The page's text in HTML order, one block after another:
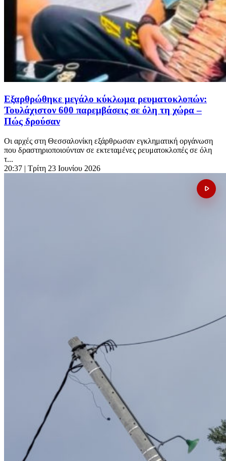
Εξαρθρώθηκε μεγάλο κύκλωμα ρευματοκλοπών:
Τουλάχιστον 600 παρεμβάσεις σε όλη τη χώρα –
Πώς δρούσαν
Οι αρχές στη Θεσσαλονίκη εξάρθρωσαν εγκληματική οργάνωση
που δραστηριοποιούνταν σε εκτεταμένες ρευματοκλοπές σε όλη
τ...
20:37 | Τρίτη 23 Ιουνίου 2026